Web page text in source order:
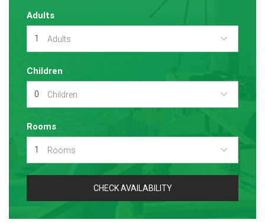
Adults
Adults
Children
Children
Rooms
Rooms
CHECK AVAILABILITY